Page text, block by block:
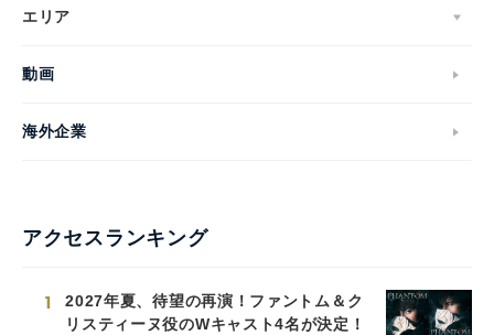
エリア
動画
海外企業
アクセスランキング
1
2027年夏、待望の再演！ファントム＆ク
リスティーヌ役のWキャスト4名が決定！